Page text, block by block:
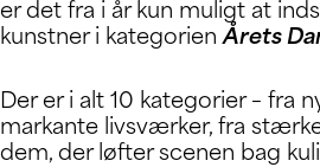
er det fra i år kun muligt at
kunstner i kategorienÅrets
Der er i alt 10 kategorier – fra
markante livsværker, fra
dem, der løfter scenen bag